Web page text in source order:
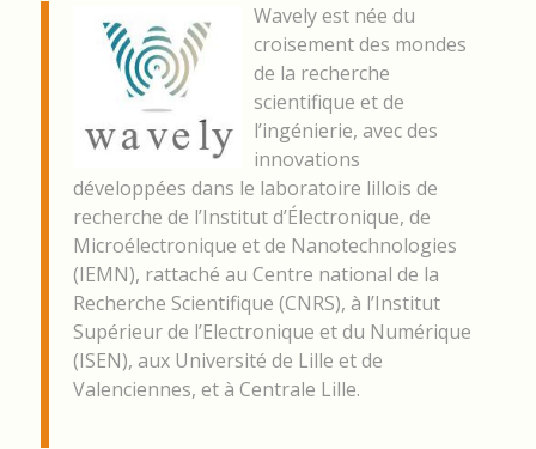
Wavely est née du
croisement des mondes
de la recherche
scientifique et de
l’ingénierie, avec des
innovations
développées dans le laboratoire lillois de
recherche de l’Institut d’Électronique, de
Microélectronique et de Nanotechnologies
(IEMN), rattaché au Centre national de la
Recherche Scientifique (CNRS), à l’Institut
Supérieur de l’Electronique et du Numérique
(ISEN), aux Université de Lille et de
Valenciennes, et à Centrale Lille.